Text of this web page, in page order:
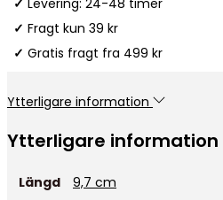
✓ Levering: 24-48 timer
✓ Fragt kun 39 kr
✓ Gratis fragt fra 499 kr
Ytterligare information
Ytterligare information
Längd 9,7 cm